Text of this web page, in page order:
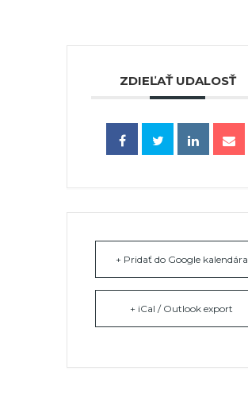
ZDIEĽAŤ UDALOSŤ
+ Pridať do Google kalendára
+ iCal / Outlook export